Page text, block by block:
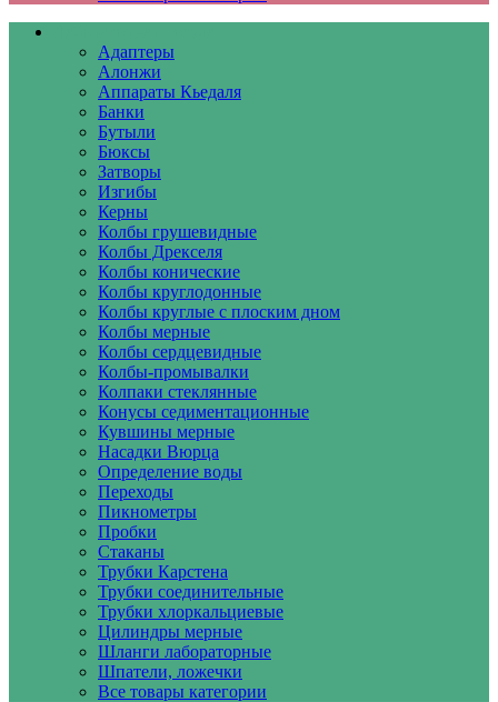
Адаптеры
Алонжи
Аппараты Кьедаля
Банки
Бутыли
Бюксы
Затворы
Изгибы
Керны
Колбы грушевидные
Колбы Дрекселя
Колбы конические
Колбы круглодонные
Колбы круглые с плоским дном
Колбы мерные
Колбы сердцевидные
Колбы-промывалки
Колпаки стеклянные
Конусы седиментационные
Кувшины мерные
Насадки Вюрца
Определение воды
Переходы
Пикнометры
Пробки
Стаканы
Трубки Карстена
Трубки соединительные
Трубки хлоркальциевые
Цилиндры мерные
Шланги лабораторные
Шпатели, ложечки
Все товары категории